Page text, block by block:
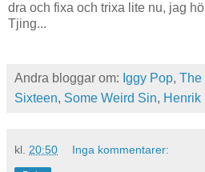
dra och fixa och trixa lite nu, jag
Tjing...
Andra bloggar om: Iggy Pop, The
Sixteen, Some Weird Sin, Henrik
kl. 20:50 Inga kommentarer: